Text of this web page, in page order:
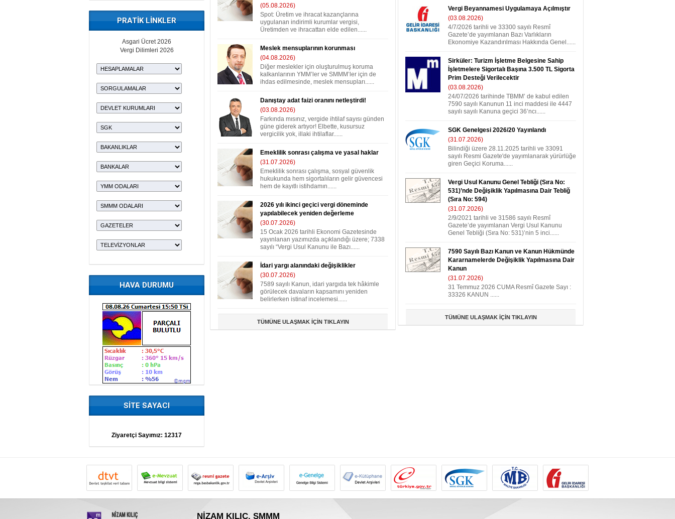
PRATİK LİNKLER
Asgari Ücret 2026
Vergi Dilimleri 2026
HAVA DURUMU
SİTE SAYACI
Ziyaretçi Sayımız: 12317
(05.08.2026)
Spot: Üretim ve ihracat kazançlarına
uygulanan indirimli kurumlar vergisi,
Üretimden ve ihracattan elde edilen......
Meslek mensuplarının korunması
(04.08.2026)
Diğer meslekler için oluşturulmuş koruma
kalkanlarının YMM’ler ve SMMM’ler için de
ihdas edilmesinde, meslek mensupları......
Danıştay adat faizi oranını netleştirdi!
(03.08.2026)
Farkında mısınız, vergide ihtilaf sayısı günden
güne giderek artıyor! Elbette, kusursuz
vergicilik yok, illaki ihtilaflar......
Emeklilik sonrası çalışma ve yasal haklar
(31.07.2026)
Emeklilik sonrası çalışma, sosyal güvenlik
hukukunda hem sigortalıların gelir güvencesi
hem de kayıtlı istihdamın......
2026 yılı ikinci geçici vergi döneminde
yapılabilecek yeniden değerleme
(30.07.2026)
15 Ocak 2026 tarihli Ekonomi Gazetesinde
yayınlanan yazımızda açıklandığı üzere; 7338
sayılı “Vergi Usul Kanunu ile Bazı......
İdari yargı alanındaki değişiklikler
(30.07.2026)
7589 sayılı Kanun, idari yargıda tek hâkimle
görülecek davaların kapsamını yeniden
belirlerken istinaf incelemesi......
TÜMÜNE ULAŞMAK İÇİN TIKLAYIN
Vergi Beyannamesi Uygulamaya Açılmıştır
(03.08.2026)
4/7/2026 tarihli ve 33300 sayılı Resmî
Gazete’de yayımlanan Bazı Varlıkların
Ekonomiye Kazandırılması Hakkında Genel......
Sirküler: Turizm İşletme Belgesine Sahip
İşletmelere Sigortalı Başına 3.500 TL Sigorta
Prim Desteği Verilecektir
(03.08.2026)
24/07/2026 tarihinde TBMM’ de kabul edilen
7590 sayılı Kanunun 11 inci maddesi ile 4447
sayılı sayılı Kanuna geçici 36’ncı......
SGK Genelgesi 2026/20 Yayınlandı
(31.07.2026)
Bilindiği üzere 28.11.2025 tarihli ve 33091
sayılı Resmi Gazete'de yayımlanarak yürürlüğe
giren Geçici Koruma......
Vergi Usul Kanunu Genel Tebliği (Sıra No:
531)’nde Değişiklik Yapılmasına Dair Tebliğ
(Sıra No: 594)
(31.07.2026)
2/9/2021 tarihli ve 31586 sayılı Resmî
Gazete’de yayımlanan Vergi Usul Kanunu
Genel Tebliği (Sıra No: 531)’nin 5 inci......
7590 Sayılı Bazı Kanun ve Kanun Hükmünde
Kararnamelerde Değişiklik Yapılmasına Dair
Kanun
(31.07.2026)
31 Temmuz 2026 CUMA Resmî Gazete Sayı :
33326 KANUN ......
TÜMÜNE ULAŞMAK İÇİN TIKLAYIN
NİZAM KILIÇ, SMMM